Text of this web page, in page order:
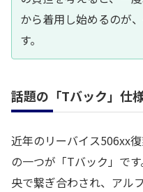
から着用し始めるのが
す。
話題の「Tバック」仕
近年のリーバイス506xx
の一つが「Tバック」で
央で繋ぎ合わされ、アル